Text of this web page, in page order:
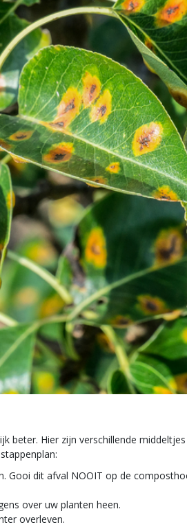
beter. Hier zijn verschillende
Gooi dit afval NOOIT op de
over uw planten heen.
overleven.